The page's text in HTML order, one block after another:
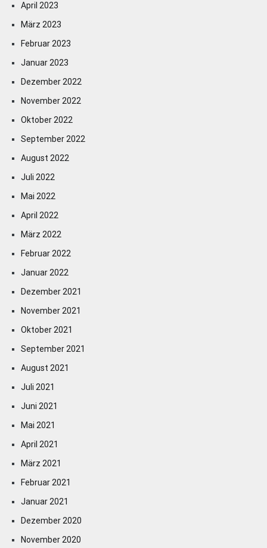
April 2023
März 2023
Februar 2023
Januar 2023
Dezember 2022
November 2022
Oktober 2022
September 2022
August 2022
Juli 2022
Mai 2022
April 2022
März 2022
Februar 2022
Januar 2022
Dezember 2021
November 2021
Oktober 2021
September 2021
August 2021
Juli 2021
Juni 2021
Mai 2021
April 2021
März 2021
Februar 2021
Januar 2021
Dezember 2020
November 2020